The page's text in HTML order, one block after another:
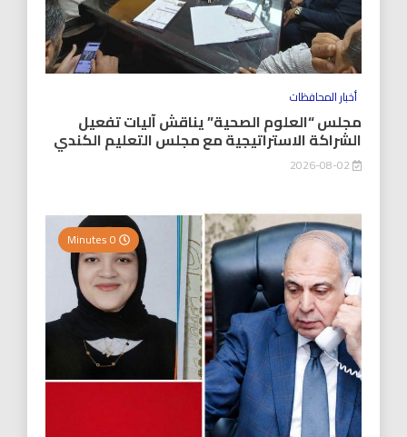
أخبار المحافظات
مجلس “العلوم الصحية” يناقش آليات تفعيل
الشراكة الاستراتيجية مع مجلس التعليم الكندي